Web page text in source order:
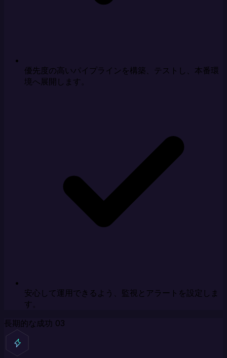
優先度の高いパイプラインを構築、テストし、本番環
境へ展開します。
安心して運用できるよう、監視とアラートを設定しま
す。
長期的な成功 03